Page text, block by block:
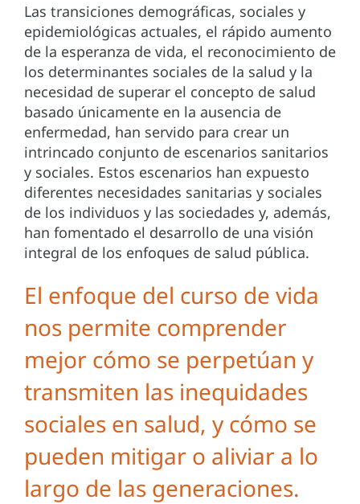
Las transiciones demográficas, sociales y
epidemiológicas actuales, el rápido aumento
de la esperanza de vida, el reconocimiento de
los determinantes sociales de la salud y la
necesidad de superar el concepto de salud
basado únicamente en la ausencia de
enfermedad, han servido para crear un
intrincado conjunto de escenarios sanitarios
y sociales. Estos escenarios han expuesto
diferentes necesidades sanitarias y sociales
de los individuos y las sociedades y, además,
han fomentado el desarrollo de una visión
integral de los enfoques de salud pública.
El enfoque del curso de vida
nos permite comprender
mejor cómo se perpetúan y
transmiten las inequidades
sociales en salud, y cómo se
pueden mitigar o aliviar a lo
largo de las generaciones.